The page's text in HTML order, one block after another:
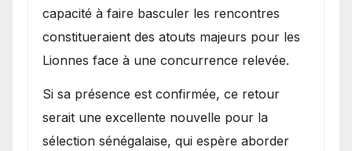
capacité à faire basculer les rencontres
constitueraient des atouts majeurs pour les
Lionnes face à une concurrence relevée.
Si sa présence est confirmée, ce retour
serait une excellente nouvelle pour la
sélection sénégalaise, qui espère aborder